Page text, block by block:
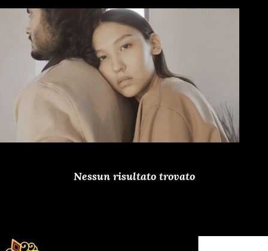
Nessun risultato trovato